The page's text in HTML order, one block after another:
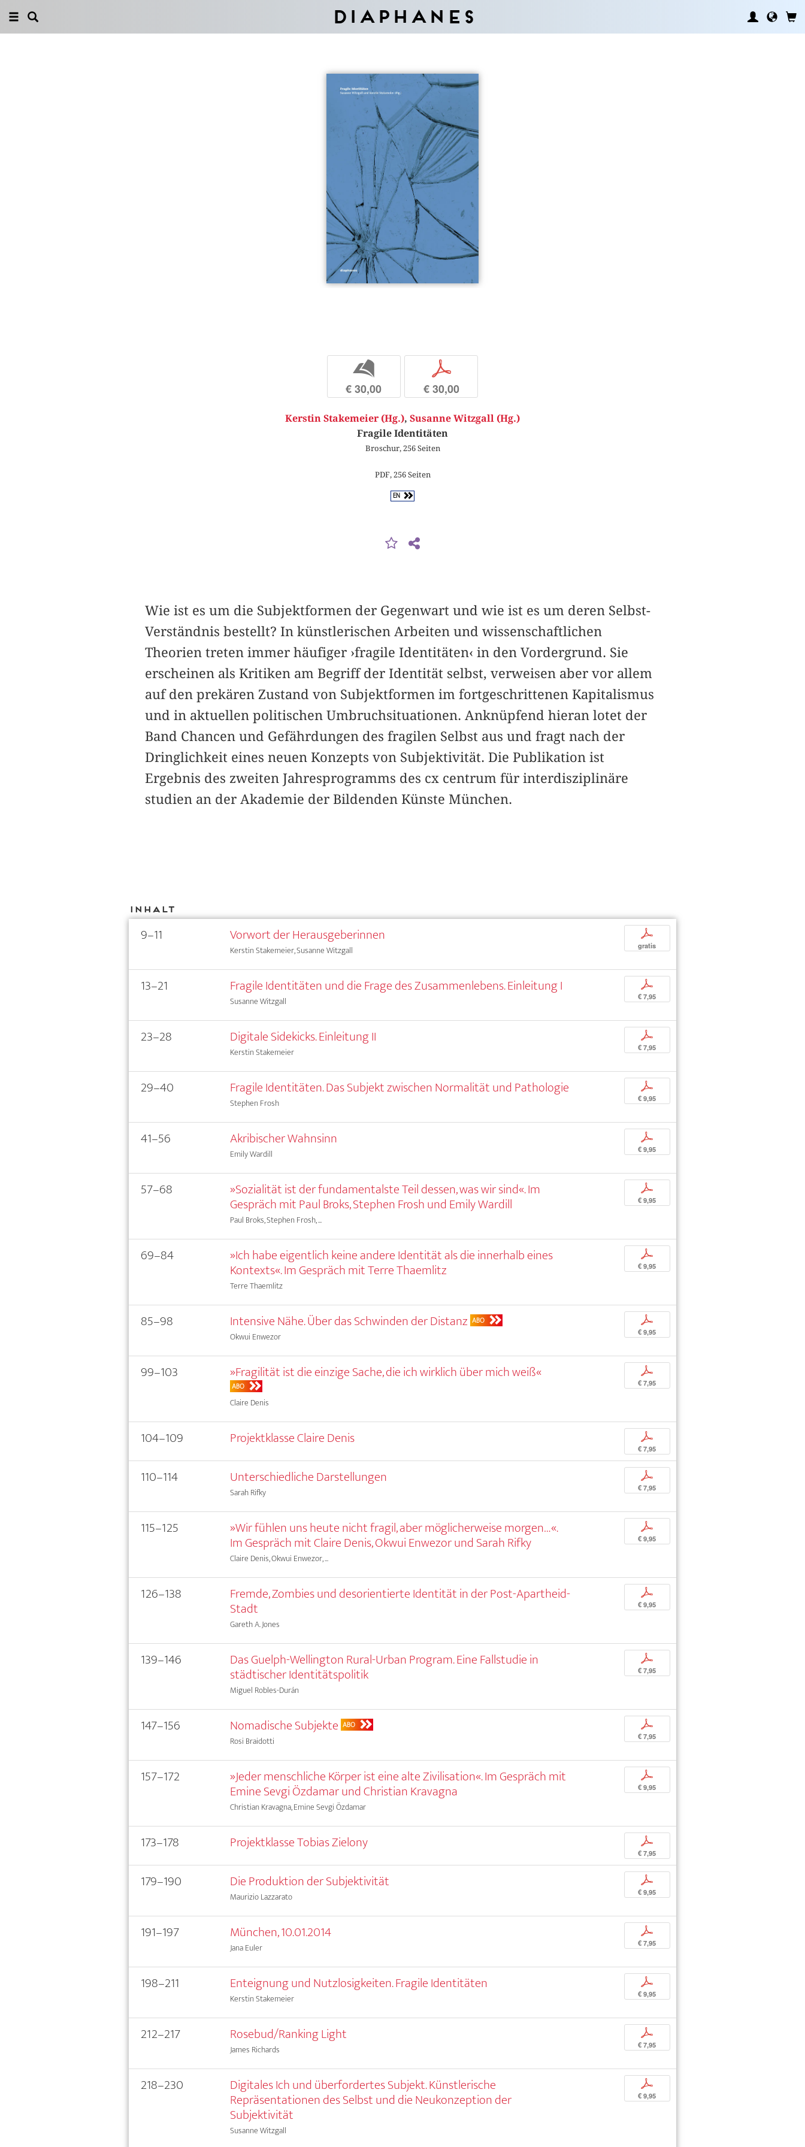
Diaphanes
b
€ 30,00
p
€ 30,00
Kerstin Stakemeier (Hg.), Susanne Witzgall (Hg.)
Fragile Identitäten
Broschur, 256 Seiten
PDF, 256 Seiten
EN
Wie ist es um die Subjektformen der Gegenwart und wie ist es um deren Selbst-
Verständnis bestellt? In künstlerischen Arbeiten und wissenschaftlichen
Theorien treten immer häufiger ›fragile Identitäten‹ in den Vordergrund. Sie
erscheinen als Kritiken am Begriff der Identität selbst, verweisen aber vor allem
auf den prekären Zustand von Subjektformen im fortgeschrittenen Kapitalismus
und in aktuellen politischen Umbruchsituationen. Anknüpfend hieran lotet der
Band Chancen und Gefährdungen des fragilen Selbst aus und fragt nach der
Dringlichkeit eines neuen Konzepts von Subjektivität. Die Publikation ist
Ergebnis des zweiten Jahresprogramms des cx centrum für interdisziplinäre
studien an der Akademie der Bildenden Künste München.
Inhalt
9–11 Vorwort der Herausgeberinnen
Kerstin Stakemeier, Susanne Witzgall
p
gratis
13–21 Fragile Identitäten und die Frage des Zusammenlebens. Einleitung I
Susanne Witzgall
p
€ 7,95
23–28 Digitale Sidekicks. Einleitung II
Kerstin Stakemeier
p
€ 7,95
29–40 Fragile Identitäten. Das Subjekt zwischen Normalität und Pathologie
Stephen Frosh
p
€ 9,95
41–56 Akribischer Wahnsinn
Emily Wardill
p
€ 9,95
57–68 »Sozialität ist der fundamentalste Teil dessen, was wir sind«. Im
Gespräch mit Paul Broks, Stephen Frosh und Emily Wardill
Paul Broks, Stephen Frosh, ...
p
€ 9,95
69–84 »Ich habe eigentlich keine andere Identität als die innerhalb eines
Kontexts«. Im Gespräch mit Terre Thaemlitz
Terre Thaemlitz
p
€ 9,95
85–98 Intensive Nähe. Über das Schwinden der Distanz ABO
Okwui Enwezor
p
€ 9,95
99–103 »Fragilität ist die einzige Sache, die ich wirklich über mich weiß«
ABO
Claire Denis
p
€ 7,95
104–109 Projektklasse Claire Denis p
€ 7,95
110–114 Unterschiedliche Darstellungen
Sarah Rifky
p
€ 7,95
115–125 »Wir fühlen uns heute nicht fragil, aber möglicherweise morgen…«.
Im Gespräch mit Claire Denis, Okwui Enwezor und Sarah Rifky
Claire Denis, Okwui Enwezor, ...
p
€ 9,95
126–138 Fremde, Zombies und desorientierte Identität in der Post-Apartheid-
Stadt
Gareth A. Jones
p
€ 9,95
139–146 Das Guelph-Wellington Rural-Urban Program. Eine Fallstudie in
städtischer Identitätspolitik
Miguel Robles-Durán
p
€ 7,95
147–156 Nomadische Subjekte ABO
Rosi Braidotti
p
€ 7,95
157–172 »Jeder menschliche Körper ist eine alte Zivilisation«. Im Gespräch mit
Emine Sevgi Özdamar und Christian Kravagna
Christian Kravagna, Emine Sevgi Özdamar
p
€ 9,95
173–178 Projektklasse Tobias Zielony p
€ 7,95
179–190 Die Produktion der Subjektivität
Maurizio Lazzarato
p
€ 9,95
191–197 München, 10.01.2014
Jana Euler
p
€ 7,95
198–211 Enteignung und Nutzlosigkeiten. Fragile Identitäten
Kerstin Stakemeier
p
€ 9,95
212–217 Rosebud/Ranking Light
James Richards
p
€ 7,95
218–230 Digitales Ich und überfordertes Subjekt. Künstlerische
Repräsentationen des Selbst und die Neukonzeption der
Subjektivität
Susanne Witzgall
p
€ 9,95